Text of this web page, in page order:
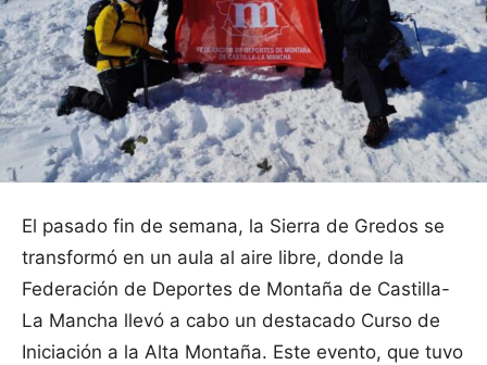
El pasado fin de semana, la Sierra de Gredos se
transformó en un aula al aire libre, donde la
Federación de Deportes de Montaña de Castilla-
La Mancha llevó a cabo un destacado Curso de
Iniciación a la Alta Montaña. Este evento, que tuvo